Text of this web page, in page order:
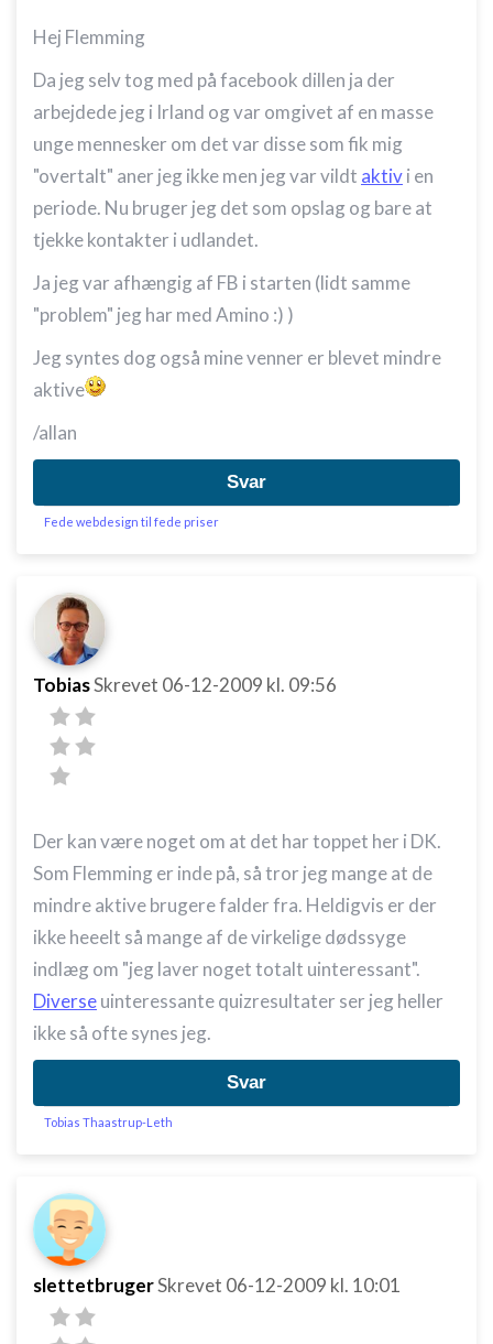
Hej Flemming
Da jeg selv tog med på facebook dillen ja der
arbejdede jeg i Irland og var omgivet af en masse
unge mennesker om det var disse som fik mig
"overtalt" aner jeg ikke men jeg var vildt aktivi en
periode. Nu bruger jeg det som opslag og bare at
tjekke kontakter i udlandet.
Ja jeg var afhængig af FB i starten (lidt samme
"problem" jeg har med Amino :) )
Jeg syntes dog også mine venner er blevet mindre
aktive
/allan
Svar
Fede webdesign til fede priser
TobiasSkrevet 06-12-2009 kl. 09:56
Der kan være noget om at det har toppet her i DK.
Som Flemming er inde på, så tror jeg mange at de
mindre aktive brugere falder fra. Heldigvis er der
ikke heeelt så mange af de virkelige dødssyge
indlæg om "jeg laver noget totalt uinteressant".
Diverseuinteressante quizresultater ser jeg heller
ikke så ofte synes jeg.
Svar
Tobias Thaastrup-Leth
slettetbrugerSkrevet 06-12-2009 kl. 10:01